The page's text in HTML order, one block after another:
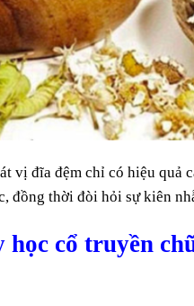
vị đĩa đệm chỉ có hiệu quả
đồng thời đòi hỏi sự kiên
cổ truyền